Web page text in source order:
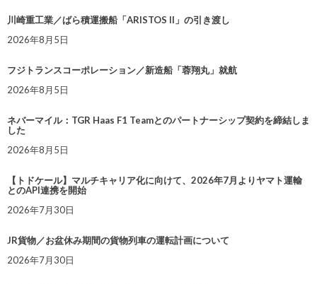
川崎重工業／ばら積運搬船「ARISTOS II」の引き渡し
2026年8月5日
フジトランスコーポレーション／新造船「蓉翔丸」就航
2026年8月5日
ネバーマイル：TGR Haas F1 Teamとのパートナーシップ契約を締結しま
した
2026年8月5日
【トドケール】マルチキャリア化に向けて、2026年7月よりヤマト運輸
とのAPI連携を開始
2026年7月30日
JR貨物／お盆休み期間の貨物列車の運転計画について
2026年7月30日